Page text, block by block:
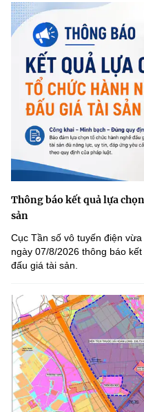
Thông báo kết quả lựa
sản
Cục Tần số vô tuyến điện
ngày 07/8/2026 thông báo
đấu giá tài sản.